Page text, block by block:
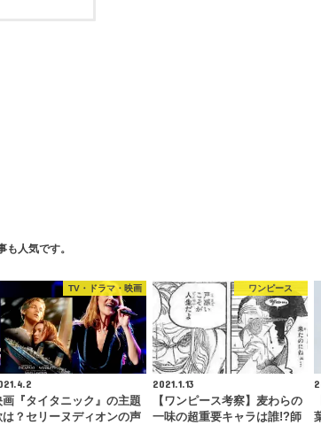
も人気です。
TV・ドラマ・映画
画『タイタニック』の主題
は？セリーヌディオンの声
ワンピース
2021.1.13
【ワンピース考察】麦わらの
一味の超重要キャラは誰!?師